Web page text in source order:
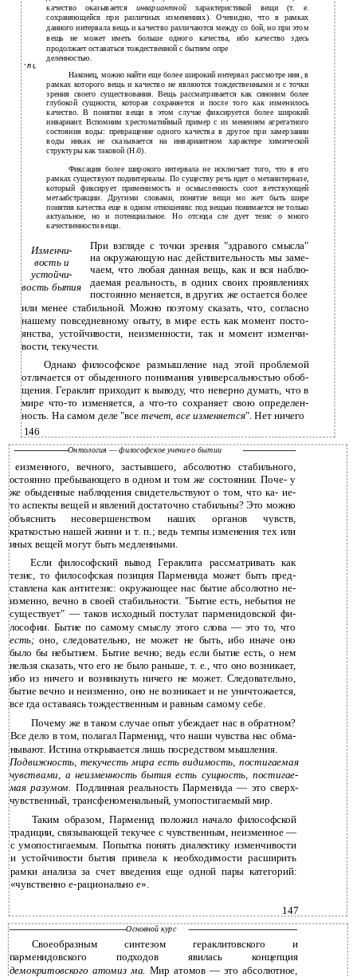
Изменчи­
вость и
устойчи­
вость бытия
качество оказывается инвариантной характеристикой вещи (т. е.
сохраняющейся при различных изменениях). Очевидно, что в рамках
данного интервала вещь и качество различаются между со­ бой, но при этом
вещь не может иметь больше одного качества, ибо качество здесь
продолжает оставаться тождественной с бытием опре­
деленностью.
' Л (,
Наконец, можно найти еще более широкий интервал рассмотре­ ния, в
рамках которого вещь и качество не являются тождественными и с точки
зрения своего существования. Вещь рассматривается как синоним более
глубокой сущности, которая сохраняется и после того как изменилось
качество. В понятии вещи в этом случае фиксируется более широкий
инвариант. Вспомним хрестоматийный пример с из­ менением агрегатного
состояния воды: превращение одного качества в другое при замерзании
воды никак не сказывается на инвариантном характере химической
структуры как таковой (Н20).
Фиксация более широкого интервала не исключает того, что в его
рамках существуют подинтервалы. По существу речь идет о метаинтервале,
который фиксирует применимость и осмысленность соот­ ветствующей
метаабстракции. Другими словами, понятие вещи мо­ жет быть шире
понятия качества еще в одном отношении: под вещью понимается не только
актуальное, но и потенциальное. Но отсюда сле­ дует тезис о много
качественности вещи.
При взгляде с точки зрения "здравого смысла"
на окружающую нас действительность мы заме­
чаем, что любая данная вещь, как и вся наблю­
даемая реальность, в одних своих проявлениях
постоянно меняется, в других же остается более
или менее стабильной. Можно поэтому сказать, что, согласно
нашему повседневному опыту, в мире есть как момент посто­
янства, устойчивости, неизменности, так и момент изменчи­
вости, текучести.
Однако философское размышление над этой проблемой
отличается от обыденного понимания универсальностью обоб­
щения. Гераклит приходит к выводу, что неверно думать, что в
мире что-то изменяется, а что-то сохраняет свою определен­
ность. На самом деле "всетечет, все изменяется".Нет ничего
146
Онтология —философское учение о бытии
еизменного, вечного, застывшего, абсолютно стабильного,
остоянно пребывающего в одном и том же состоянии. Поче- у
же обыденные наблюдения свидетельствуют о том, что ка- ие-
то аспекты вещей и явлений достаточно стабильны? Это можно
объяснить несовершенством наших органов чувств,
краткостью нашей жизни и т. п.; ведь темпы изменения тех или
иных вещей могут быть медленными.
Если философский вывод Гераклита рассматривать как
тезис, то философская позиция Парменида может быть пред­
ставлена как антитезис: окружающее нас бытие абсолютно не­
изменно, вечно в своей стабильности. "Бытие есть, небытия не
существует" — таков исходный постулат парменидовской фи­
лософии. Бытие по самому смыслу этого слова — это то, что
есть;оно, следовательно, не может не быть, ибо иначе оно
было бы небытием. Бытие вечно; ведь если бытие есть, о нем
нельзя сказать, что его не было раньше, т. е., что оно возникает,
ибо из ничего и возникнуть ничего не может. Следовательно,
бытие вечно и неизменно, оно не возникает и не уничтожается,
все­ гда оставаясь тождественным и равным самому себе.
Почему же в таком случае опыт убеждает нас в обратном?
Все дело в том, полагал Парменид, что наши чувства нас обма­
нывают. Истина открывается лишь посредством мышления.
Подвижность, текучесть мира есть видимость, постигаемая
чувствами, а неизменность бытия есть сущность, постигае­
мая разумом. Подлинная реальность Парменида — это сверх­
чувственный, трансфеноменальный, умопостигаемый мир.
Таким образом, Парменид положил начало философской
традиции, связывающей текучее с чувственным, неизменное —
с умопостигаемым. Попытка понять диалектику изменчивости
и устойчивости бытия привела к необходимости расширить
рамки анализа за счет введения еще одной пары категорий:
«чувственно е-рационально е».
147
Основной курс
Своеобразным синтезом гераклитовского и
парменидовского подходов явилась концепция
демокритовского атомиз­ ма. Мир атомов — это абсолютное,